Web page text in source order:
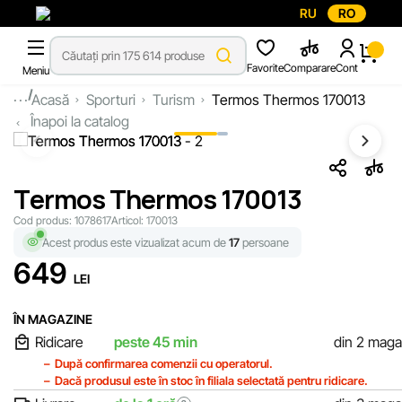
RU RO
Meniu FavoriteComparareCont
...Acasă Sporturi Turism
Termos Thermos 170013
Înapoi la catalog
Termos Thermos 170013
Cod produs: 1078617Articol: 170013
Acest produs este vizualizat acum de17persoane
649 LEI
ÎN MAGAZINE
Ridicare peste 45 min din 2
După confirmarea comenzii cu operatorul.
Dacă produsul este în stoc în filiala selectată pentru ridicare.